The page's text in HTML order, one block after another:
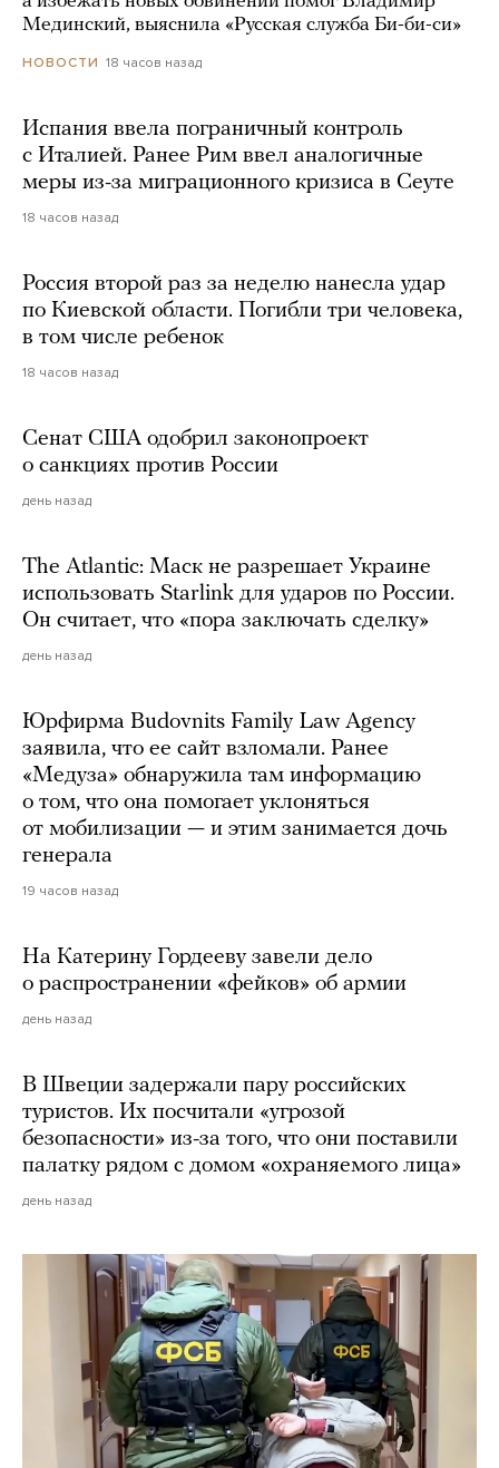
Мединский, выяснила «Русская служба Би-би-си»
НОВОСТИ 18 часов назад
Испания ввела пограничный контроль
с Италией. Ранее Рим ввел аналогичные
меры из-за миграционного кризиса в Сеуте
18 часов назад
Россия второй раз за неделю нанесла удар
по Киевской области. Погибли три человека,
в том числе ребенок
18 часов назад
Сенат США одобрил законопроект
о санкциях против России
день назад
The Atlantic: Маск не разрешает Украине
использовать Starlink для ударов по России.
Он считает, что «пора заключать сделку»
день назад
Юрфирма Budovnits Family Law Agency
заявила, что ее сайт взломали. Ранее
«Медуза» обнаружила там информацию
о том, что она помогает уклоняться
от мобилизации — и этим занимается дочь
генерала
19 часов назад
На Катерину Гордееву завели дело
о распространении «фейков» об армии
день назад
В Швеции задержали пару российских
туристов. Их посчитали «угрозой
безопасности» из-за того, что они поставили
палатку рядом с домом «охраняемого лица»
день назад